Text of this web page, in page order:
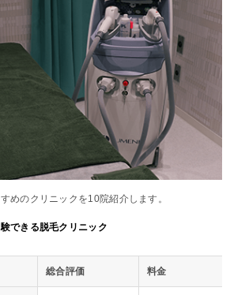
めのクリニックを10院紹介します。
できる脱毛クリニック
総合評価 料金